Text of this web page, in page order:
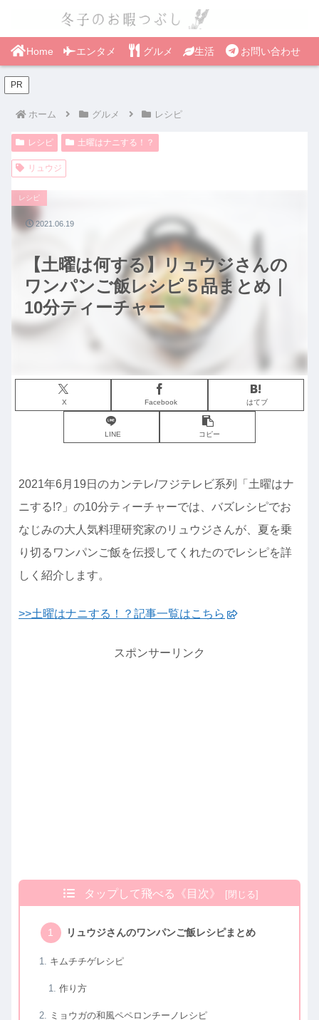
Home エンタメ グルメ 生活 お問い合わせ
PR
ホーム グルメ レシピ
レシピ 土曜はナニする！？
リュウジ
【土曜は何する】リュウジさんの
ワンパンご飯レシピ５品まとめ｜
10分ティーチャー
レシピ
X Facebook はてブ
LINE コピー
2021.06.19
2021年6月19日のカンテレ/フジテレビ系列「土曜はナ
ニする!?」の10分ティーチャーでは、バズレシピでお
なじみの大人気料理研究家のリュウジさんが、夏を乗
り切るワンパンご飯を伝授してくれたのでレシピを詳
しく紹介します。
>>土曜はナニする！？記事一覧はこちら
スポンサーリンク
タップして飛べる《目次》
リュウジさんのワンパンご飯レシピまとめ
キムチチゲレシピ
作り方
ミョウガの和風ペペロンチーノレシピ